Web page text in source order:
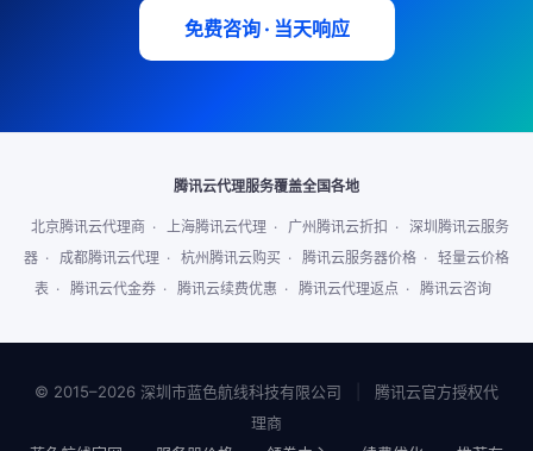
免费咨询 · 当天响应
腾讯云代理服务覆盖全国各地
北京腾讯云代理商 · 上海腾讯云代理 · 广州腾讯云折扣 · 深圳腾讯云服务
器 · 成都腾讯云代理 · 杭州腾讯云购买 · 腾讯云服务器价格 · 轻量云价格
表 · 腾讯云代金券 · 腾讯云续费优惠 · 腾讯云代理返点 · 腾讯云咨询
© 2015–2026 深圳市蓝色航线科技有限公司
腾讯云官方授权代
理商